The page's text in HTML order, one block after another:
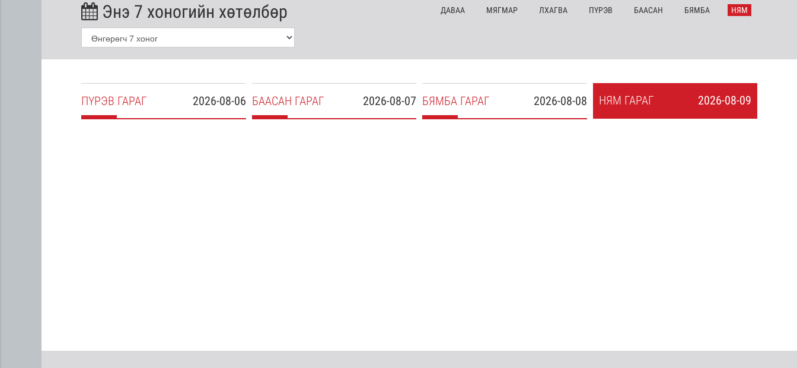
Энэ 7 хоногийн хөтөлбөр ДАВАА МЯГМАР ЛХАГВА ПҮРЭВ БААСАН БЯМБА НЯМ
2026-08-06
ПҮРЭВ ГАРАГ 2026-08-07
БААСАН ГАРАГ 2026-08-08
БЯМБА ГАРАГ 2026-08-09
НЯМ ГАРАГ